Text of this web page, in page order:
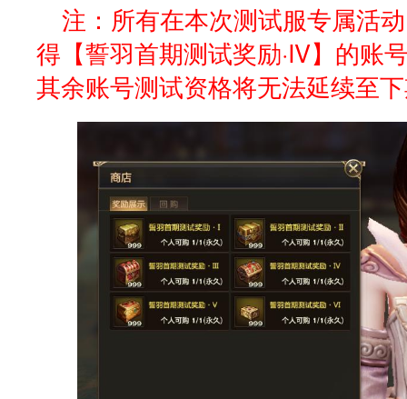
注：所有在本次测试服专属活
得【誓羽首期测试奖励·IV】的账
其余账号测试资格将无法延续至